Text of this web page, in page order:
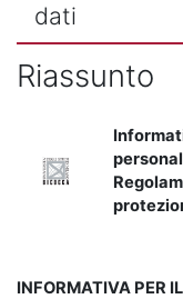
dati
Riassunto
INFORMATIVA PER